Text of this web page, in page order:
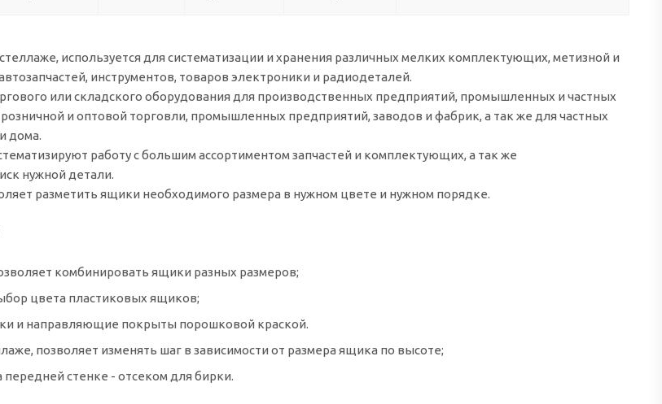
используется для систематизации и хранения различных мелких комплектующих, метизной и
инструментов, товаров электроники и радиодеталей.
или складского оборудования для производственных предприятий, промышленных и частных
и оптовой торговли, промышленных предприятий, заводов и фабрик, а так же для частных
дома.
работу с большим ассортиментом запчастей и комплектующих, а так же
нужной детали.
разметить ящики необходимого размера в нужном цвете и нужном порядке.
комбинировать ящики разных размеров;
цвета пластиковых ящиков;
и направляющие покрыты порошковой краской.
позволяет изменять шаг в зависимости от размера ящика по высоте;
стенке - отсеком для бирки.